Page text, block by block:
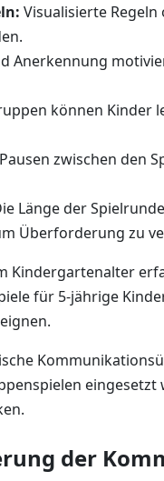
Visualisierte
Anerkennung
können Kinder
zwischen den
Länge der
Überforderung zu
Kindergartenalter
für 5-jährige
der